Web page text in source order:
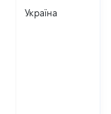
Україна